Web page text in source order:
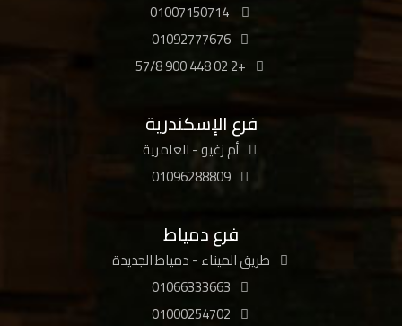
01092777676
+2 02 448 900 57/8
فرع الإسكندرية
أم زغيو - العامرية
01096288809
فرع دمياط
طريق الميناء - دمياط الجديدة
01066333663
01000254702